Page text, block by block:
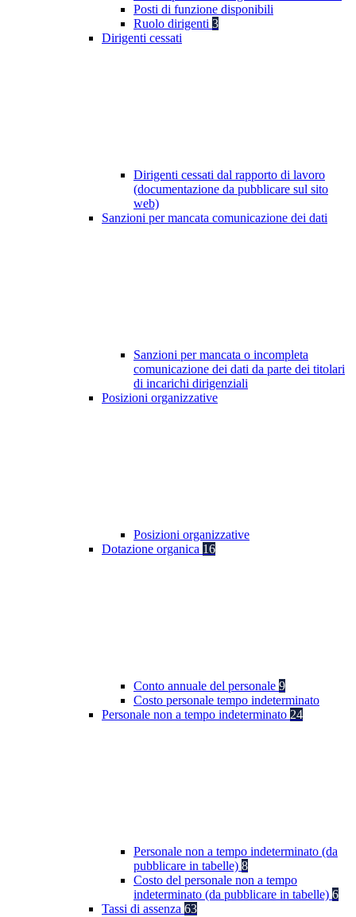
Posti di funzione disponibili
Ruolo dirigenti 3
Dirigenti cessati
Dirigenti cessati dal rapporto di lavoro
(documentazione da pubblicare sul sito
web)
Sanzioni per mancata comunicazione dei dati
Sanzioni per mancata o incompleta
comunicazione dei dati da parte dei titolari
di incarichi dirigenziali
Posizioni organizzative
Posizioni organizzative
Dotazione organica 16
Conto annuale del personale 9
Costo personale tempo indeterminato
Personale non a tempo indeterminato 24
Personale non a tempo indeterminato (da
pubblicare in tabelle) 8
Costo del personale non a tempo
indeterminato (da pubblicare in tabelle) 6
Tassi di assenza 63